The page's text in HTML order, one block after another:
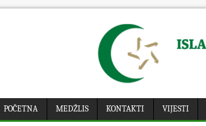
POČETNA MEDŽLIS KONTAKTI VIJESTI